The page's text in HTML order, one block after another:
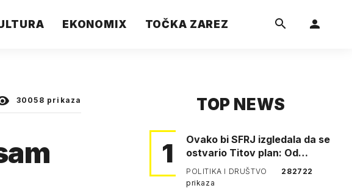
EKONOMIX TOČKA ZAREZ
30058 prikaza TOP NEWS
1
Ovako bi SFRJ izgledala da se
ostvario Titov plan: Od
Klagenfurta do Istanbula!
POLITIKA I DRUŠTVO
282722
prikaza